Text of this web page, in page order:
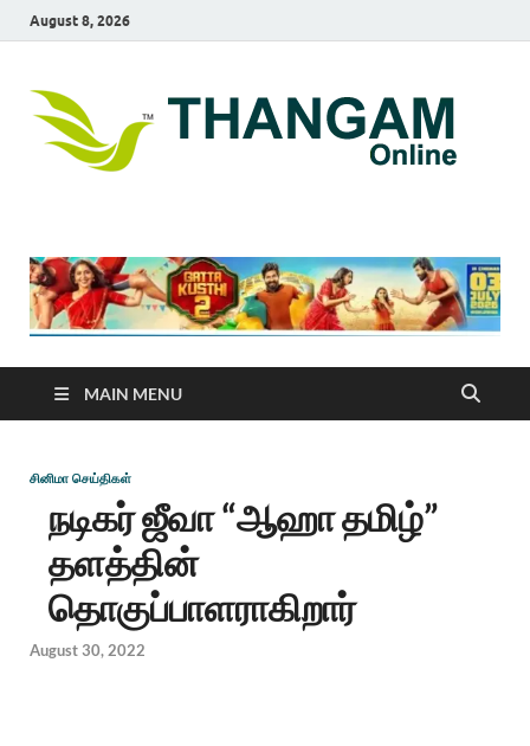
August 8, 2026
MAIN MENU
சினிமா செய்திகள்
நடிகர் ஜீவா “ஆஹா தமிழ்”
தளத்தின்
தொகுப்பாளராகிறார்
August 30, 2022